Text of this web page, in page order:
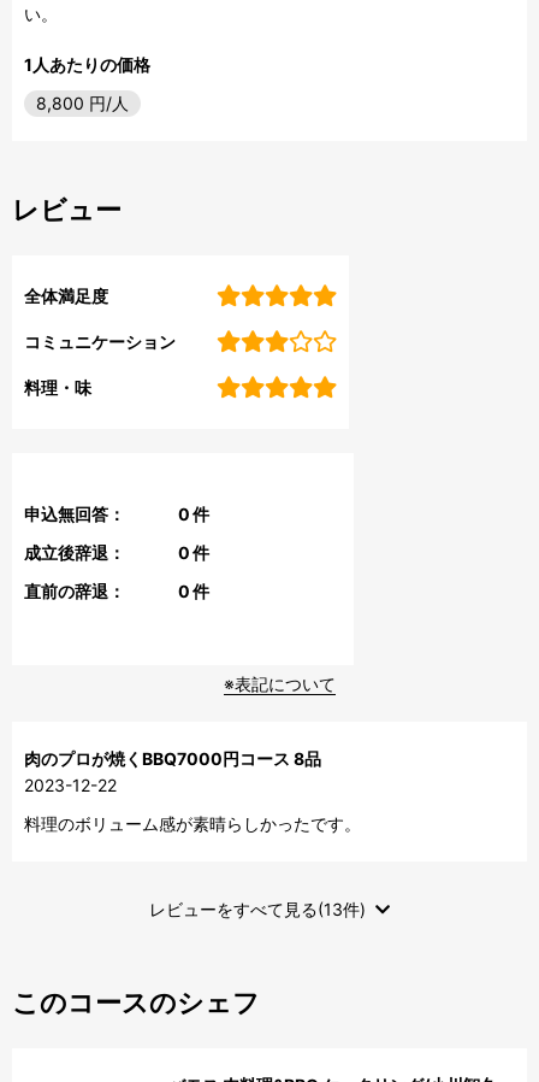
い。
1人あたりの価格
8,800 円/人
レビュー
全体満足度
コミュニケーション
料理・味
申込無回答： 0件
成立後辞退：
0件
直前の辞退：
0件
※表記について
肉のプロが焼くBBQ7000円コース 8品
2023-12-22
料理のボリューム感が素晴らしかったです。
レビューをすべて見る(13件)
このコースのシェフ